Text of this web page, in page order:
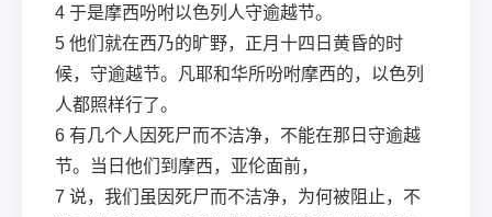
4 于是摩西吩咐以色列人守逾越节。
5 他们就在西乃的旷野，正月十四日黄昏的时
候，守逾越节。凡耶和华所吩咐摩西的，以色列
人都照样行了。
6 有几个人因死尸而不洁净，不能在那日守逾越
节。当日他们到摩西，亚伦面前，
7 说，我们虽因死尸而不洁净，为何被阻止，不